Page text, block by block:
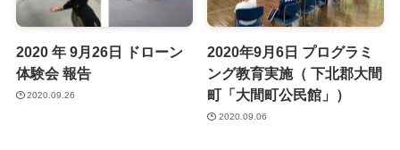
2020 年 9⽉26⽇ ドローン
体験会 報告
2020.09.26
2020年9月6⽇ プログラミ
ング教育実施（ 下北郡大間
町「大間町公民館」）
2020.09.06